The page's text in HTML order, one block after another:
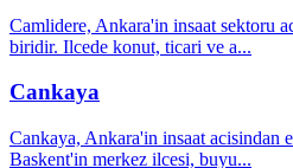
Camlidere, Ankara'in insaat sektoru
biridir. Ilcede konut, ticari ve a...
Cankaya
Cankaya, Ankara'in insaat acisindan
Baskent'in merkez ilcesi, buyu...